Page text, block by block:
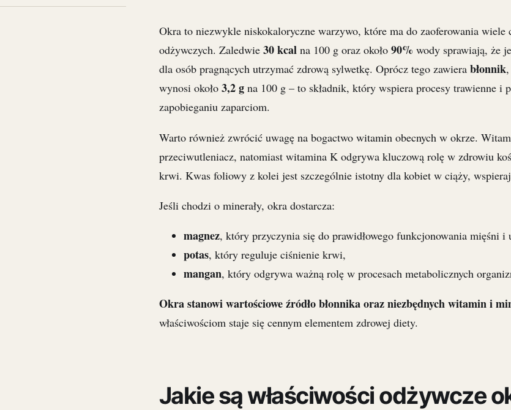
Okra to niezwykle niskokaloryczne warzywo, które ma do zaoferowania wiele
odżywczych. Zaledwie 30 kcalna 100 g oraz około 90% wody sprawiają, że
dla osób pragnących utrzymać zdrową sylwetkę. Oprócz tego zawiera błonnik,
wynosi około 3,2 gna 100 g – to składnik, który wspiera procesy trawienne i
zapobieganiu zaparciom.
Warto również zwrócić uwagę na bogactwo witamin obecnych w okrze.
przeciwutleniacz, natomiast witamina K odgrywa kluczową rolę w zdrowiu
krwi. Kwas foliowy z kolei jest szczególnie istotny dla kobiet w ciąży,
Jeśli chodzi o minerały, okra dostarcza:
magnez, który przyczynia się do prawidłowego funkcjonowania mięśni i
potas, który reguluje ciśnienie krwi,
mangan, który odgrywa ważną rolę w procesach metabolicznych
Okra stanowi wartościowe źródło błonnika oraz niezbędnych witamin i
właściwościom staje się cennym elementem zdrowej diety.
Jakie są właściwości odżywcze